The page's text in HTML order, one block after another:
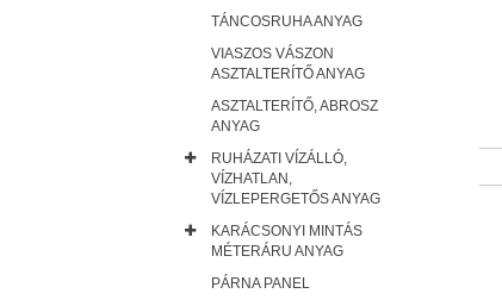
TÁNCOSRUHA ANYAG
VIASZOS VÁSZON
ASZTALTERÍTŐ ANYAG
ASZTALTERÍTŐ, ABROSZ
ANYAG
RUHÁZATI VÍZÁLLÓ,
VÍZHATLAN,
VÍZLEPERGETŐS ANYAG
KARÁCSONYI MINTÁS
MÉTERÁRU ANYAG
PÁRNA PANEL